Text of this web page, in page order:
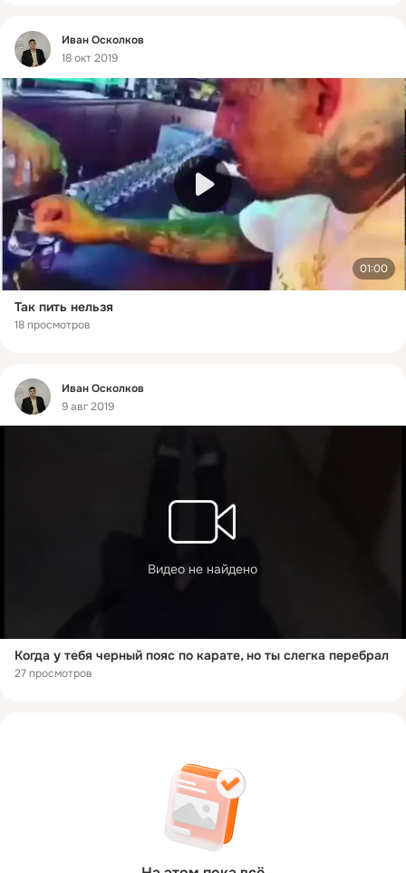
Фид
Иван Осколков
18 окт 2019
01:00
Так пить нельзя
18 просмотров
Фид
Иван Осколков
9 авг 2019
Видео не найдено
Когда у тебя черный пояс по карате, но ты слегка перебрал
27 просмотров